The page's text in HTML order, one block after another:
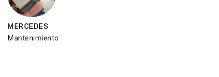
MERCEDES
Mantenimiento